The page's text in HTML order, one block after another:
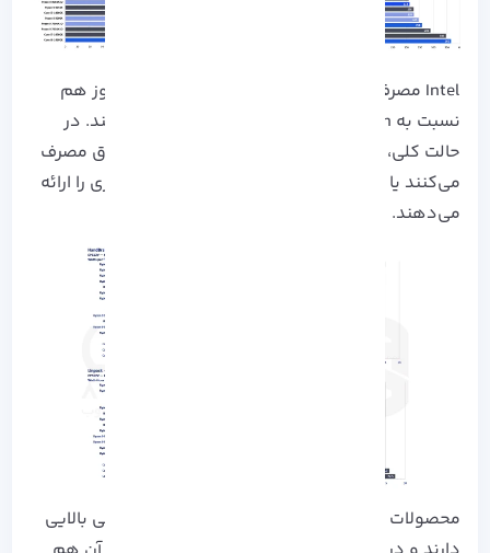
Intel مصرف برق خود را کاهش داده است اما هنوز هم
نسبت به AMD Ryzen برق بیشتری را مصرف می کند. در
حالت کلی، تراشه‌ های ۴ نانومتری AMD بهینه‌تر برق مصرف
می‌کنند یا با مصرف همان مقدار برق، عملکرد بهتری را ارائه
می‌دهند.
محصولات AMD هم کم مصرف بوده و هم بازدهی بالایی